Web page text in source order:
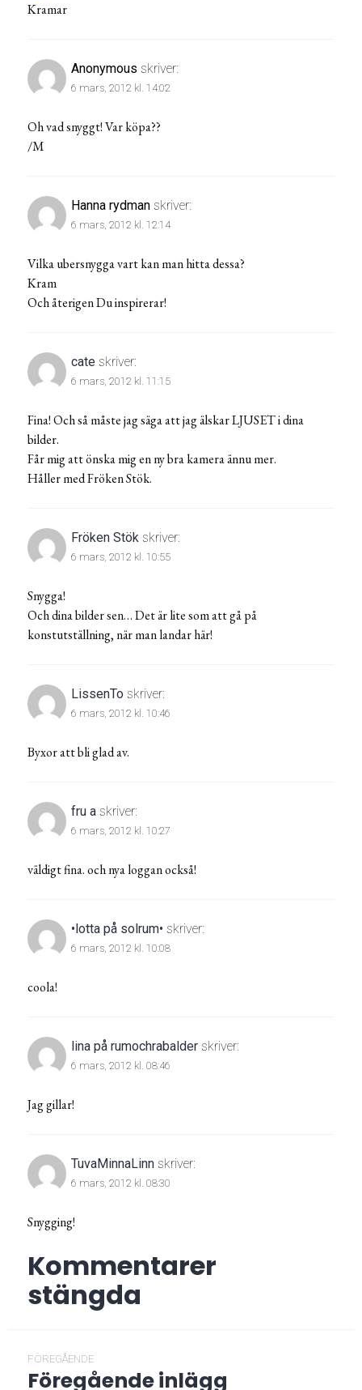
Kramar
Anonymous skriver:
6 mars, 2012 kl. 14:02
Oh vad snyggt! Var köpa??
/M
Hanna rydman skriver:
6 mars, 2012 kl. 12:14
Vilka ubersnygga vart kan man hitta dessa?
Kram
Och återigen Du inspirerar!
cate skriver:
6 mars, 2012 kl. 11:15
Fina! Och så måste jag säga att jag älskar LJUSET i dina
bilder.
Får mig att önska mig en ny bra kamera ännu mer.
Håller med Fröken Stök.
Fröken Stök skriver:
6 mars, 2012 kl. 10:55
Snygga!
Och dina bilder sen… Det är lite som att gå på
konstutställning, när man landar här!
LissenTo skriver:
6 mars, 2012 kl. 10:46
Byxor att bli glad av.
fru a skriver:
6 mars, 2012 kl. 10:27
väldigt fina. och nya loggan också!
•lotta på solrum• skriver:
6 mars, 2012 kl. 10:08
coola!
lina på rumochrabalder skriver:
6 mars, 2012 kl. 08:46
Jag gillar!
TuvaMinnaLinn skriver:
6 mars, 2012 kl. 08:30
Snygging!
Kommentarer
stängda
FÖREGÅENDE
Föregående
Föregående inlägg